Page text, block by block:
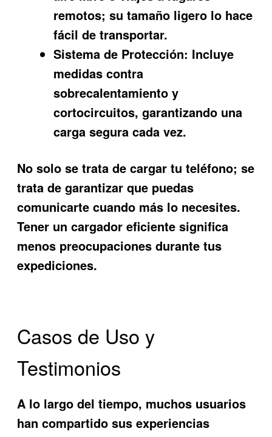
remotos; su tamaño ligero lo hace
fácil de transportar.
Sistema de Protección: Incluye
medidas contra
sobrecalentamiento y
cortocircuitos, garantizando una
carga segura cada vez.
No solo se trata de cargar tu teléfono; se
trata de garantizar que puedas
comunicarte cuando más lo necesites.
Tener un cargador eficiente significa
menos preocupaciones durante tus
expediciones.
Casos de Uso y
Testimonios
A lo largo del tiempo, muchos usuarios
han compartido sus experiencias